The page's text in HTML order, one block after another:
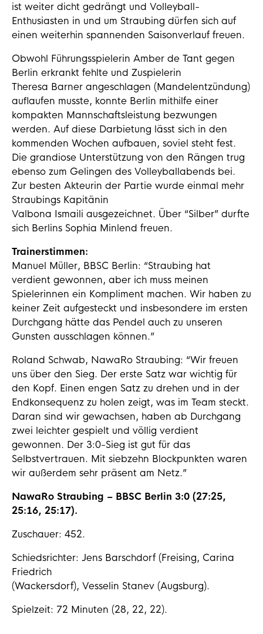
ist weiter dicht gedrängt und Volleyball-
Enthusiasten in und um Straubing dürfen sich auf
einen weiterhin spannenden Saisonverlauf freuen.
Obwohl Führungsspielerin Amber de Tant gegen
Berlin erkrankt fehlte und Zuspielerin
Theresa Barner angeschlagen (Mandelentzündung)
auflaufen musste, konnte Berlin mithilfe einer
kompakten Mannschaftsleistung bezwungen
werden. Auf diese Darbietung lässt sich in den
kommenden Wochen aufbauen, soviel steht fest.
Die grandiose Unterstützung von den Rängen trug
ebenso zum Gelingen des Volleyballabends bei.
Zur besten Akteurin der Partie wurde einmal mehr
Straubings Kapitänin
Valbona Ismaili ausgezeichnet. Über “Silber” durfte
sich Berlins Sophia Minlend freuen.
Trainerstimmen:
Manuel Müller, BBSC Berlin: “Straubing hat
verdient gewonnen, aber ich muss meinen
Spielerinnen ein Kompliment machen. Wir haben zu
keiner Zeit aufgesteckt und insbesondere im ersten
Durchgang hätte das Pendel auch zu unseren
Gunsten ausschlagen können.”
Roland Schwab, NawaRo Straubing: “Wir freuen
uns über den Sieg. Der erste Satz war wichtig für
den Kopf. Einen engen Satz zu drehen und in der
Endkonsequenz zu holen zeigt, was im Team steckt.
Daran sind wir gewachsen, haben ab Durchgang
zwei leichter gespielt und völlig verdient
gewonnen. Der 3:0-Sieg ist gut für das
Selbstvertrauen. Mit siebzehn Blockpunkten waren
wir außerdem sehr präsent am Netz.”
NawaRo Straubing – BBSC Berlin 3:0 (27:25,
25:16, 25:17).
Zuschauer: 452.
Schiedsrichter: Jens Barschdorf (Freising, Carina
Friedrich
(Wackersdorf), Vesselin Stanev (Augsburg).
Spielzeit: 72 Minuten (28, 22, 22).